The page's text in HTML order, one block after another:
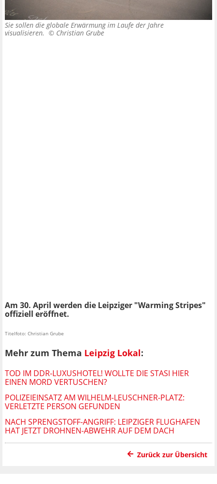
Sie sollen die globale Erwärmung im Laufe der Jahre
visualisieren. © Christian Grube
Am 30. April werden die Leipziger "Warming Stripes"
offiziell eröffnet.
Titelfoto: Christian Grube
Mehr zum Thema Leipzig Lokal:
TOD IM DDR-LUXUSHOTEL! WOLLTE DIE STASI HIER
EINEN MORD VERTUSCHEN?
POLIZEIEINSATZ AM WILHELM-LEUSCHNER-PLATZ:
VERLETZTE PERSON GEFUNDEN
NACH SPRENGSTOFF-ANGRIFF: LEIPZIGER FLUGHAFEN
HAT JETZT DROHNEN-ABWEHR AUF DEM DACH
Zurück zur Übersicht